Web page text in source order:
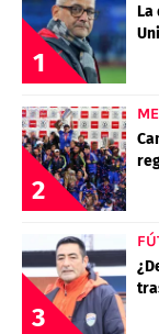
1
La
2
3